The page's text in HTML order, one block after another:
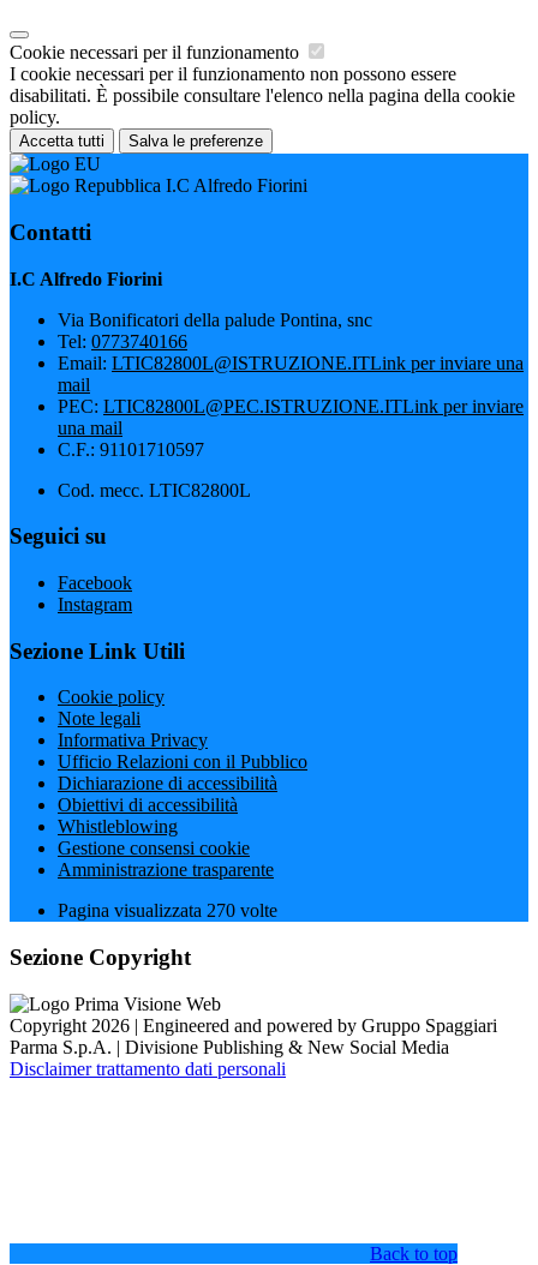
Cookie necessari per il funzionamento
I cookie necessari per il funzionamento non possono essere
disabilitati. È possibile consultare l'elenco nella pagina della cookie
policy.
Accetta tutti Salva le preferenze
I.C Alfredo Fiorini
Contatti
I.C Alfredo Fiorini
Via Bonificatori della palude Pontina, snc
Tel: 0773740166
Email: LTIC82800L@ISTRUZIONE.ITLink per inviare una
mail
PEC: LTIC82800L@PEC.ISTRUZIONE.ITLink per inviare
una mail
C.F.: 91101710597
Cod. mecc. LTIC82800L
Seguici su
Facebook
Instagram
Sezione Link Utili
Cookie policy
Note legali
Informativa Privacy
Ufficio Relazioni con il Pubblico
Dichiarazione di accessibilità
Obiettivi di accessibilità
Whistleblowing
Gestione consensi cookie
Amministrazione trasparente
Pagina visualizzata 270 volte
Sezione Copyright
Copyright 2026 | Engineered and powered by Gruppo Spaggiari
Parma S.p.A. | Divisione Publishing & New Social Media
Disclaimer trattamento dati personali
Back to top